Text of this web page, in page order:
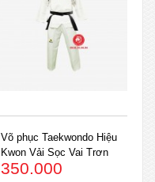
Võ phục Taekwondo Hiệu
Kwon Vải Sọc Vai Trơn
350.000